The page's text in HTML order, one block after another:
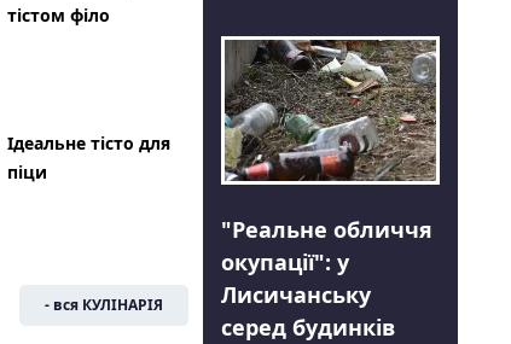
тістом філо
Ідеальне тісто для
піци
- вся КУЛІНАРІЯ
"Реальне обличчя
окупації": у
Лисичанську
серед будинків